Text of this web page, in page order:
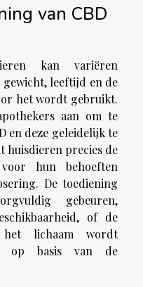
van CBD
kan variëren
leeftijd en de
het wordt gebruikt.
aan om te
en deze geleidelijk te
huisdieren precies de
hun behoeften
De toediening
gebeuren,
of de
lichaam wordt
op basis van de